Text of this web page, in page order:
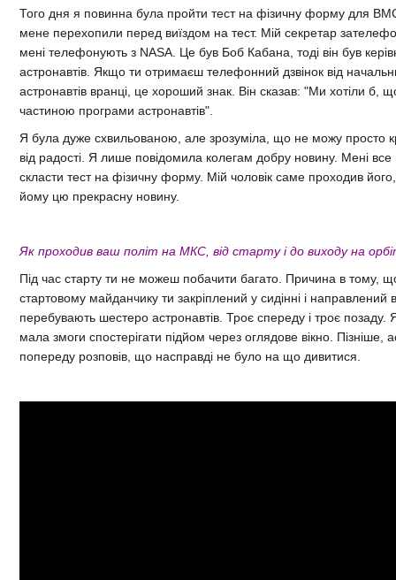
Того дня я повинна була пройти тест на фізичну форму для
мене перехопили перед виїздом на тест. Мій секретар
мені телефонують з NASA. Це був Боб Кабана, тоді він був
астронавтів. Якщо ти отримаєш телефонний дзвінок від
астронавтів вранці, це хороший знак. Він сказав: "Ми хотіли б,
частиною програми астронавтів".
Я була дуже схвильованою, але зрозуміла, що не можу просто
від радості. Я лише повідомила колегам добру новину. Мені
скласти тест на фізичну форму. Мій чоловік саме проходив
йому цю прекрасну новину.
Як проходив ваш політ на МКС, від старту і до виходу на
Під час старту ти не можеш побачити багато. Причина в тому,
стартовому майданчику ти закріплений у сидінні і направлений
перебувають шестеро астронавтів. Троє спереду і троє позаду.
мала змоги спостерігати підйом через оглядове вікно. Пізніше,
попереду розповів, що насправді не було на що дивитися.